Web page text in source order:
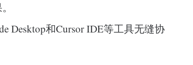
Desktop和Cursor IDE等工具无缝协